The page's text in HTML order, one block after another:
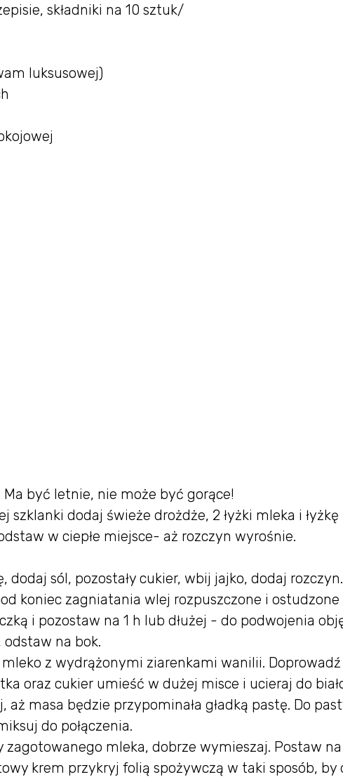
składniki na 10 sztuk/
luksusowej)
być letnie, nie może być gorące!
szklanki dodaj świeże drożdże, 2 łyżki mleka i
w ciepłe miejsce- aż rozczyn wyrośnie.
dodaj sól, pozostały cukier, wbij jajko, dodaj rozczyn.
koniec zagniatania wlej rozpuszczone i ostudzone
i pozostaw na 1 h lub dłużej - do podwojenia
na bok.
z wydrążonymi ziarenkami wanilii.
oraz cukier umieść w dużej misce i ucieraj do
aż masa będzie przypominała gładką pastę. Do
do połączenia.
zagotowanego mleka, dobrze wymieszaj. Postaw
krem przykryj folią spożywczą w taki sposób, by